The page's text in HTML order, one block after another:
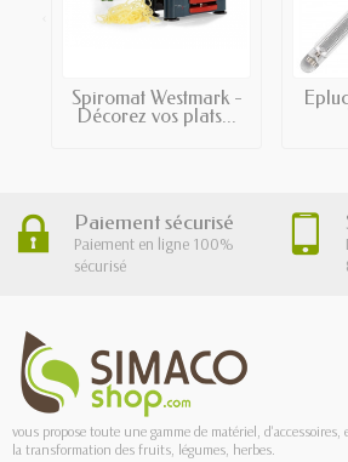
Spiromat Westmark -
Décorez vos plats...
Paiement sécurisé
Paiement en ligne 100%
sécurisé
vous propose toute une gamme de matériel, d'accessoires,
la transformation des fruits, légumes, herbes.